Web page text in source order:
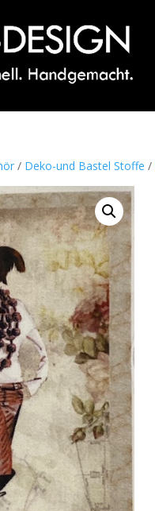
/ Deko-und Bastel Stoffe /